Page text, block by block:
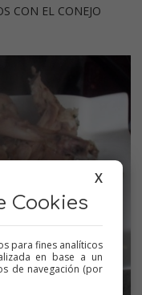
CON EL CONEJO
X
Cookies
para fines analíticos
en base a un
de navegación (por